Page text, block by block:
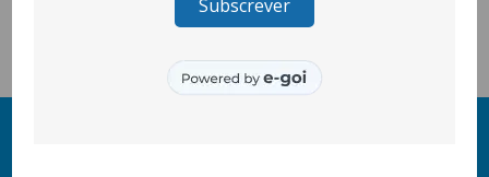
Temos o material e boa disposição!